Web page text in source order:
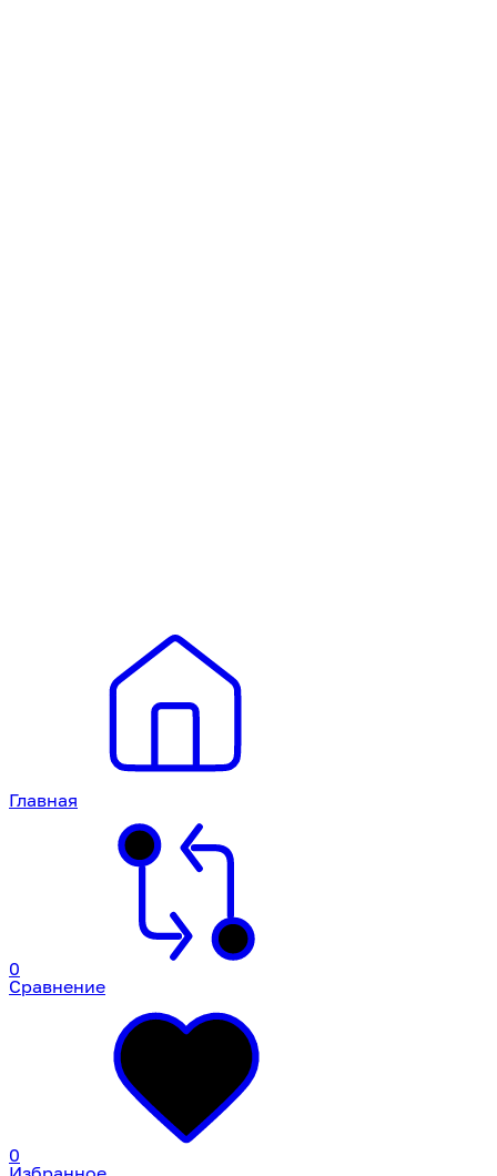
Главная
0
Сравнение
0